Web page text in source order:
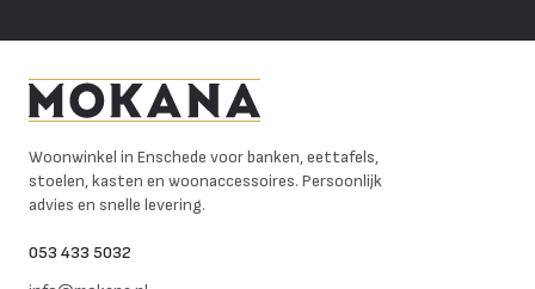
Woonwinkel in Enschede voor banken, eettafels,
stoelen, kasten en woonaccessoires. Persoonlijk
advies en snelle levering.
053 433 5032